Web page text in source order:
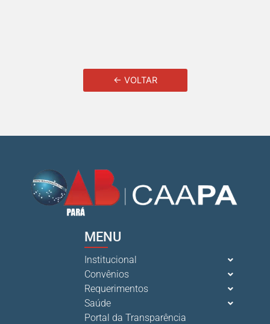
← VOLTAR
MENU
Institucional
Convênios
Requerimentos
Saúde
Portal da Transparência